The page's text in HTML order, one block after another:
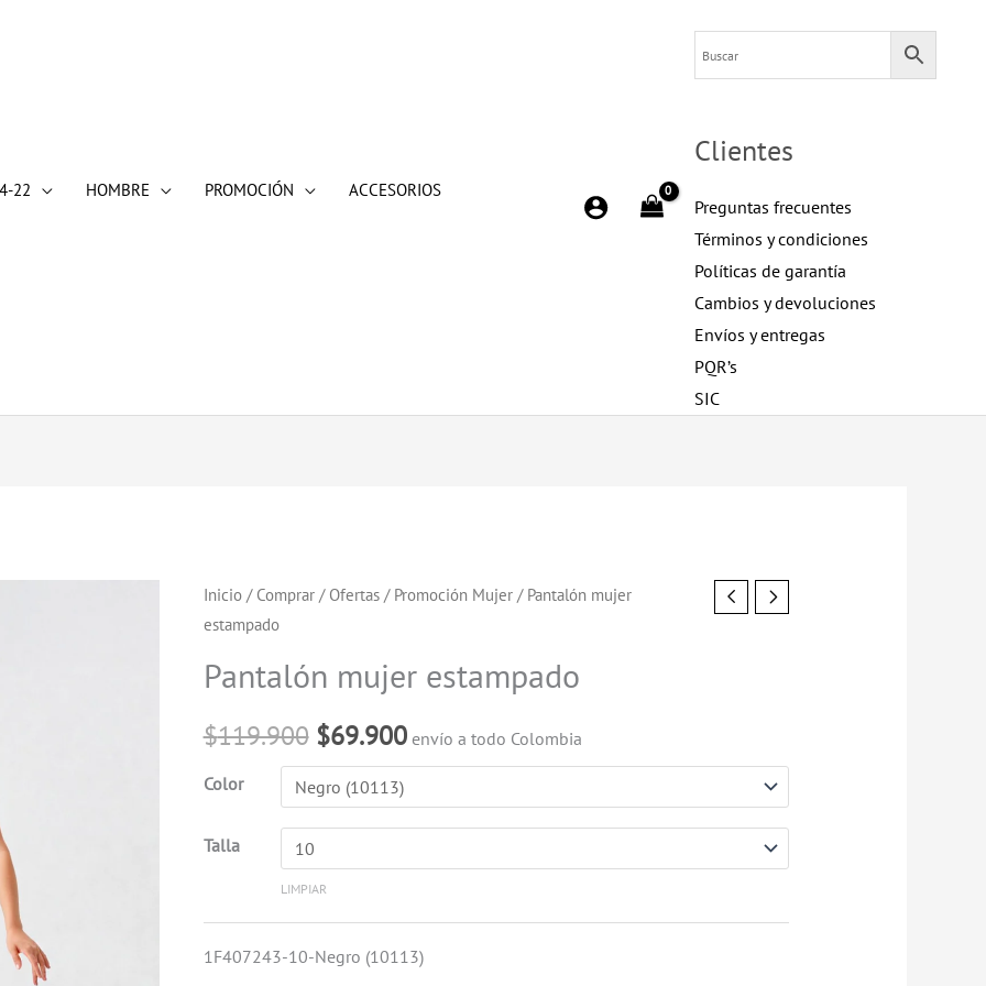
22 HOMBRE PROMOCIÓN ACCESORIOS
Clientes
Preguntas frecuentes
Términos y condiciones
Políticas de garantía
Cambios y devoluciones
Envíos y entregas
PQR’s
SIC
Inicio/ Comprar/ Ofertas/ Promoción Mujer/ Pantalón mujer
estampado
Pantalón mujer estampado
$119.900
El
original
era:
$119.900.
$69.900
El
es:
envío a todo Colombia
Color
Talla
LIMPIAR
1F407243-10-Negro (10113)
Pantalón
mujer
cantidad